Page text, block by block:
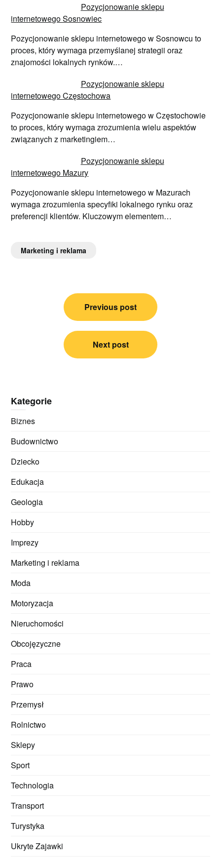
Pozycjonowanie sklepu
internetowego Sosnowiec
Pozycjonowanie sklepu internetowego w Sosnowcu to
proces, który wymaga przemyślanej strategii oraz
znajomości lokalnych rynków.…
Pozycjonowanie sklepu
internetowego Częstochowa
Pozycjonowanie sklepu internetowego w Częstochowie
to proces, który wymaga zrozumienia wielu aspektów
związanych z marketingiem…
Pozycjonowanie sklepu
internetowego Mazury
Pozycjonowanie sklepu internetowego w Mazurach
wymaga zrozumienia specyfiki lokalnego rynku oraz
preferencji klientów. Kluczowym elementem…
Marketing i reklama
Nawigacja
Previous post
Next post
Kategorie
Biznes
Budownictwo
Dziecko
Edukacja
Geologia
Hobby
Imprezy
Marketing i reklama
Moda
Motoryzacja
Nieruchomości
Obcojęzyczne
Praca
Prawo
Przemysł
Rolnictwo
Sklepy
Sport
Technologia
Transport
Turystyka
Ukryte Zajawki